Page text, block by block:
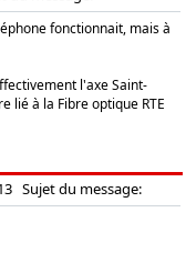
fonctionnait, mais à
l'axe Saint-
lié à la Fibre optique RTE
Sujet du message: